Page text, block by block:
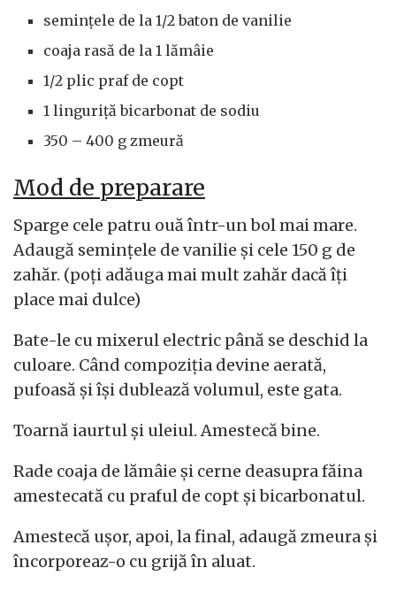
semințele de la 1/2 baton de vanilie
coaja rasă de la 1 lămâie
1/2 plic praf de copt
1 linguriță bicarbonat de sodiu
350 – 400 g zmeură
Mod de preparare
Sparge cele patru ouă într-un bol mai mare.
Adaugă semințele de vanilie și cele 150 g de
zahăr. (poți adăuga mai mult zahăr dacă îți
place mai dulce)
Bate-le cu mixerul electric până se deschid la
culoare. Când compoziția devine aerată,
pufoasă și își dublează volumul, este gata.
Toarnă iaurtul și uleiul. Amestecă bine.
Rade coaja de lămâie și cerne deasupra făina
amestecată cu praful de copt și bicarbonatul.
Amestecă ușor, apoi, la final, adaugă zmeura și
încorporeaz-o cu grijă în aluat.